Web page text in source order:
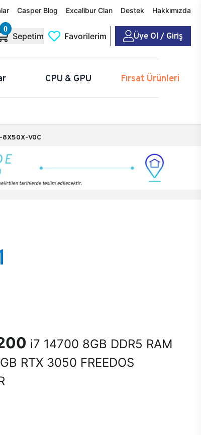
Casper Blog Excalibur Clan Destek Hakkımızda
0
Sepetim Favorilerim Üye Ol / Giriş
CPU & GPU Fırsat Ürünleri
8X50X-V0C
i7 14700 8GB DDR5 RAM
RTX 3050 FREEDOS